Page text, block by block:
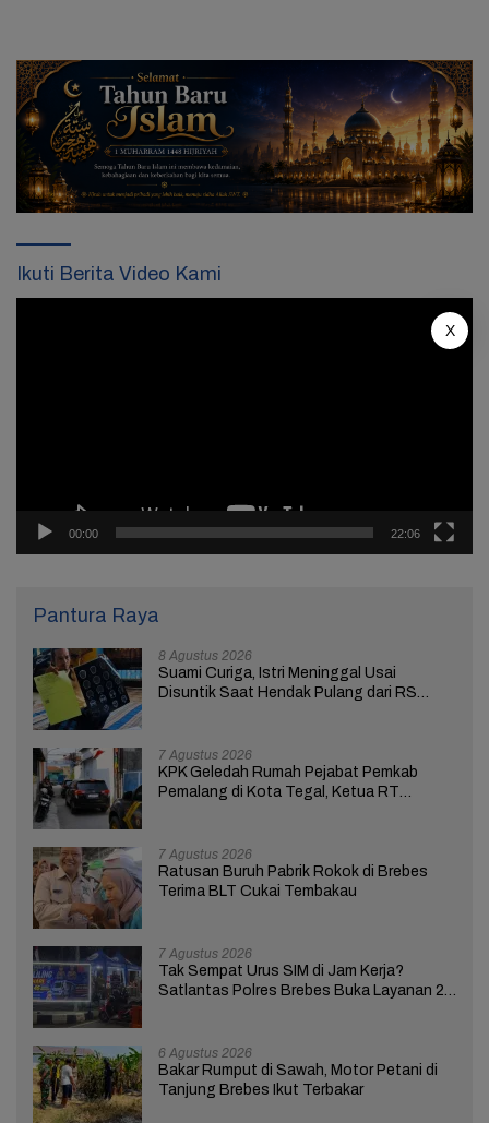
Ikuti Berita Video Kami
00:00 22:06
Pantura Raya
8 Agustus 2026
Suami Curiga, Istri Meninggal Usai
Disuntik Saat Hendak Pulang dari RS
7 Agustus 2026
KPK Geledah Rumah Pejabat Pemkab
Pemalang di Kota Tegal, Ketua RT
7 Agustus 2026
Ratusan Buruh Pabrik Rokok di Brebes
Terima BLT Cukai Tembakau
7 Agustus 2026
Tak Sempat Urus SIM di Jam Kerja?
Satlantas Polres Brebes Buka Layanan 24
6 Agustus 2026
Bakar Rumput di Sawah, Motor Petani di
Tanjung Brebes Ikut Terbakar
X